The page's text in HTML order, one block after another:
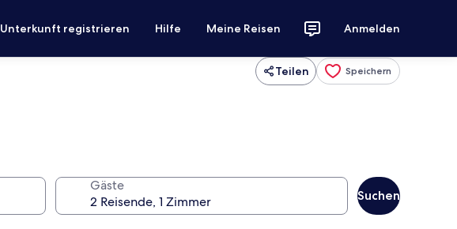
Unterkunft registrieren Hilfe Meine Reisen Anmelden
Teilen Speichern
Gäste
Suchen